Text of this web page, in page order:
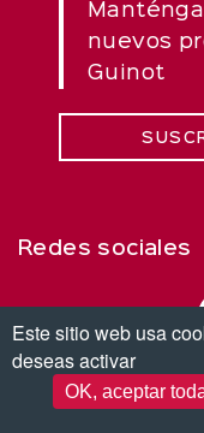
nuevos
Guinot
Redes sociales
© Copyright
Este sitio web usa
deseas activar
OK, aceptar